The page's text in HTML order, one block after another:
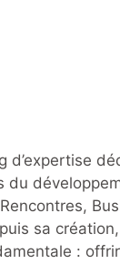
d’expertise
du
sa
: